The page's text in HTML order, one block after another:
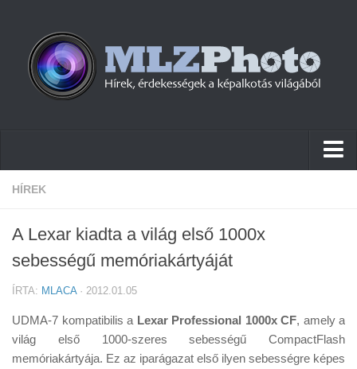
Hírek
Cikkek
Tudástár
Tanácsok
HÍREK
A Lexar kiadta a világ első 1000x
sebességű memóriakártyáját
ÍRTA: MLACA· 2012.01.05
UDMA-7 kompatibilis a Lexar Professional 1000x CF, amely a
világ első 1000-szeres sebességű CompactFlash
memóriakártyája. Ez az iparágazat első ilyen sebességre képes